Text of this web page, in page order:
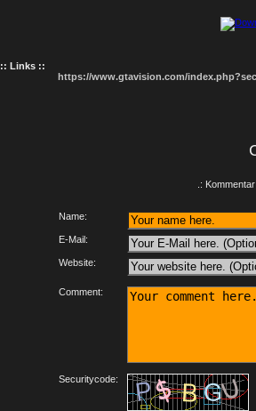
:: Links ::
https://www.gtavision.com/
.:
Name:
E-Mail:
Website:
Comment:
Securitycode: